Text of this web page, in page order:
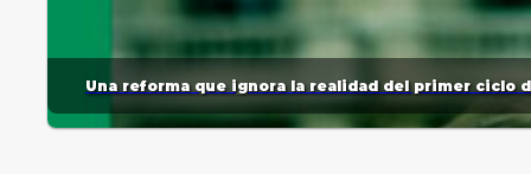
Una reforma que ignora la realidad del primer ciclo